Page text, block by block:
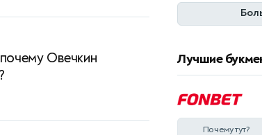
почему Овечкин
Лучшие
Почему тут?